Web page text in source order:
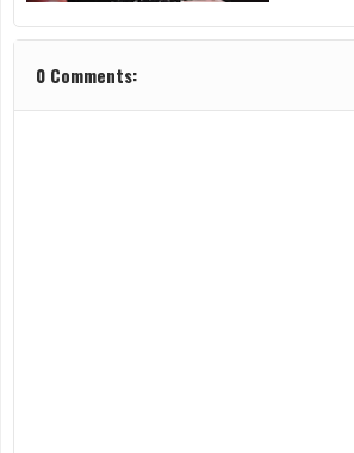
0 Comments: